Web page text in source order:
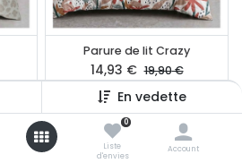
En vedette
0
Liste
d'envies
Account
Parure de lit Crazy
14,93 € 19,90€